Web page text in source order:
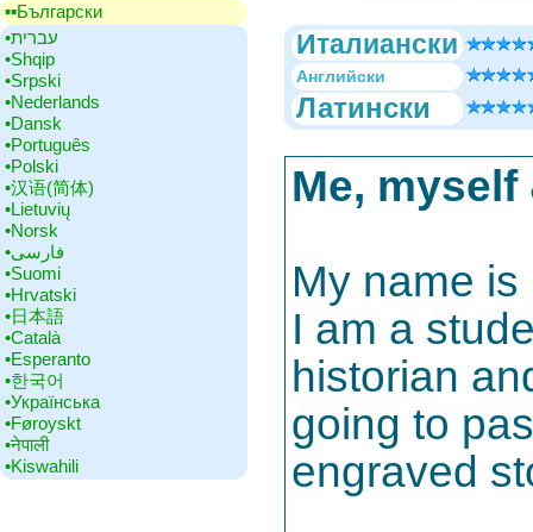
▪▪‎Български
•‎עברית
•‎Shqip
•‎Srpski
•‎Nederlands
•‎Dansk
•‎Português
•‎Polski
•‎汉语(简体)
•‎Lietuvių
•‎Norsk
•‎فارسی
•‎Suomi
•‎Hrvatski
•‎日本語
•‎Català
•‎Esperanto
•‎한국어
•‎Українська
•‎Føroyskt
•‎नेपाली
•‎Kiswahili
Италиански
Английски
Латински
Me, myself
My name is
I am a
historian
going to
engraved